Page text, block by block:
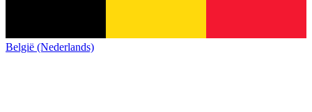
België (Nederlands)